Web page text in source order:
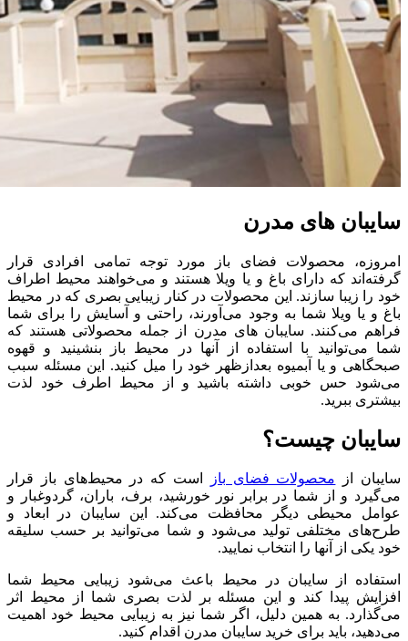
سایبان های مدرن
امروزه، محصولات فضای باز مورد توجه تمامی افرادی قرار
گرفته‌اند که دارای باغ و یا ویلا هستند و می‌خواهند محیط اطراف
خود را زیبا سازند. این محصولات در کنار زیبایی بصری که در محیط
باغ و یا ویلا شما به وجود می‌آورند، راحتی و آسایش را برای شما
فراهم می‌کنند. سایبان های مدرن از جمله محصولاتی هستند که
شما می‌توانید با استفاده از آنها در محیط باز بنشینید و قهوه
صبحگاهی و یا آبمیوه بعدازظهر خود را میل کنید. این مسئله سبب
می‌شود حس خوبی داشته باشید و از محیط اطرف خود لذت
بیشتری ببرید.
سایبان چیست؟
سایبان از محصولات فضای باز
است که در محیط‌های باز قرار
می‌گیرد و از شما در برابر نور خورشید، برف، باران، گردوغبار و
عوامل محیطی دیگر محافظت می‌کند. این سایبان در ابعاد و
طرح‌های مختلفی تولید می‌شود و شما می‌توانید بر حسب سلیقه
خود یکی از آنها را انتخاب نمایید.
استفاده از سایبان در محیط باعث می‌شود زیبایی محیط شما
افزایش پیدا کند و این مسئله بر لذت بصری شما از محیط اثر
می‌گذارد. به همین دلیل، اگر شما نیز به زیبایی محیط خود اهمیت
می‌دهید، باید برای خرید سایبان مدرن اقدام کنید.